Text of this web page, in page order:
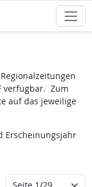
verfügbar. Zum
auf das jeweilige
Erscheinungsjahr
Seite